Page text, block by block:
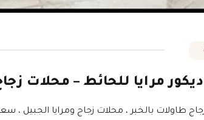
مرايا للحائط – محلات
بالخبر ، محلات زجاج ومرايا الجبيل ، سعر